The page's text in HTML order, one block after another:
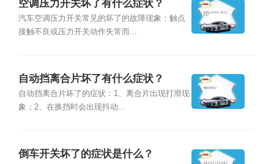
空调压力开关坏了有什么症状？
汽车空调压力开关常见的坏了的故障现象：触点
接触不良或压力开关动作失常而...
自动挡离合片坏了有什么症状？
自动挡离合片坏了的症状：1、离合片出现打滑现
象；2、在换挡时会出现抖动...
倒车开关坏了的症状是什么？